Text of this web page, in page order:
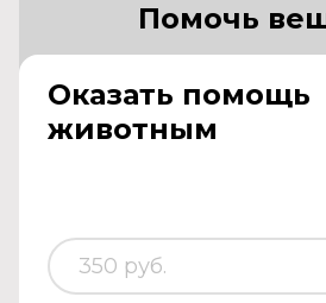
Оказать помощь
животным
Помочь